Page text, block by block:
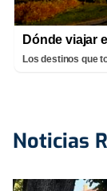
Dónde viajar
Los destinos que
Noticias